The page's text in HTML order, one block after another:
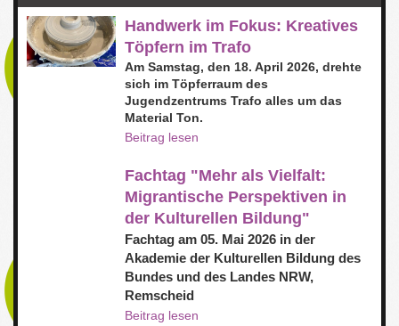
Handwerk im Fokus: Kreatives
Töpfern im Trafo
Am Samstag, den 18. April 2026, drehte
sich im Töpferraum des
Jugendzentrums Trafo alles um das
Material Ton.
Beitrag lesen
Fachtag "Mehr als Vielfalt:
Migrantische Perspektiven in
der Kulturellen Bildung"
Fachtag am 05. Mai 2026 in der
Akademie der Kulturellen Bildung des
Bundes und des Landes NRW,
Remscheid
Beitrag lesen